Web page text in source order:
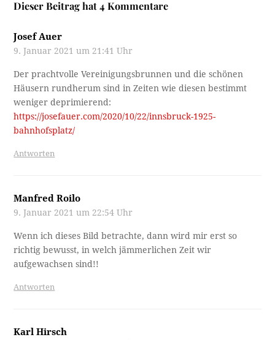
Dieser Beitrag hat 4 Kommentare
Josef Auer
9. Januar 2021 um 21:41 Uhr
Der prachtvolle Vereinigungsbrunnen und die schönen
Häusern rundherum sind in Zeiten wie diesen bestimmt
weniger deprimierend:
https://josefauer.com/2020/10/22/innsbruck-1925-
bahnhofsplatz/
Antworten
Manfred Roilo
9. Januar 2021 um 22:54 Uhr
Wenn ich dieses Bild betrachte, dann wird mir erst so
richtig bewusst, in welch jämmerlichen Zeit wir
aufgewachsen sind!!
Antworten
Karl Hirsch